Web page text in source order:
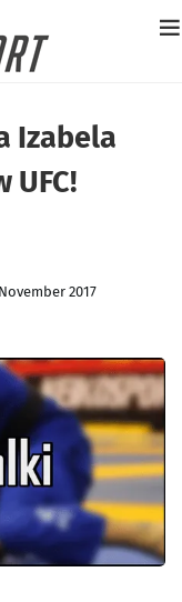
Izabela
UFC!
2017